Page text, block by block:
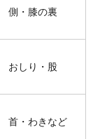
側・膝の裏
おしり・股
首・わきなど